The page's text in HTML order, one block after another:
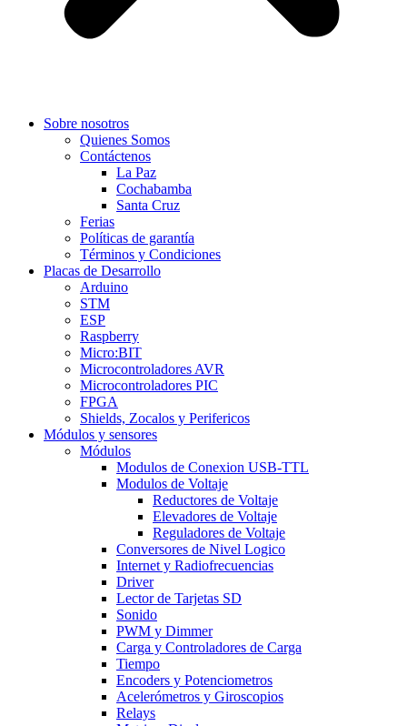
Sobre nosotros
Quienes Somos
Contáctenos
La Paz
Cochabamba
Santa Cruz
Ferias
Políticas de garantía
Términos y Condiciones
Placas de Desarrollo
Arduino
STM
ESP
Raspberry
Micro:BIT
Microcontroladores AVR
Microcontroladores PIC
FPGA
Shields, Zocalos y Perifericos
Módulos y sensores
Módulos
Modulos de Conexion USB-TTL
Modulos de Voltaje
Reductores de Voltaje
Elevadores de Voltaje
Reguladores de Voltaje
Conversores de Nivel Logico
Internet y Radiofrecuencias
Driver
Lector de Tarjetas SD
Sonido
PWM y Dimmer
Carga y Controladores de Carga
Tiempo
Encoders y Potenciometros
Acelerómetros y Giroscopios
Relays